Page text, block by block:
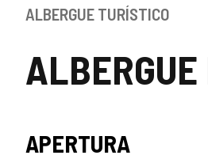
Castilla
León
mis
ALBERGUE TURÍSTICO
APERTURA